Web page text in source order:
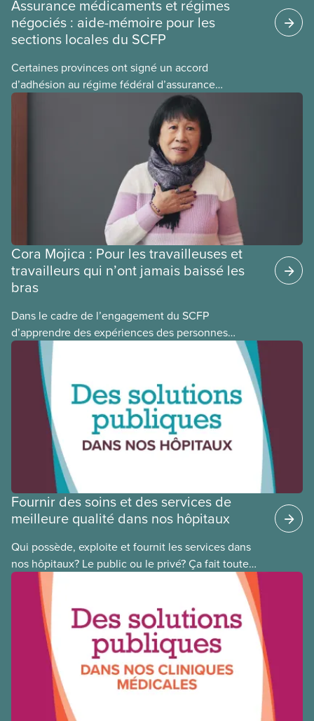
Assurance médicaments et régimes
négociés : aide-mémoire pour les
sections locales du SCFP
Certaines provinces ont signé un accord
d’adhésion au régime fédéral d’assurance
médicaments. Les sections locales du SCFP dans
ces provinces s’interrogent sur l’incidence que ce
régime pourrait avoir sur leurs avantages
Cora Mojica : Pour les travailleuses et
travailleurs qui n’ont jamais baissé les
bras
Dans le cadre de l’engagement du SCFP
d’apprendre des expériences des personnes
autochtones, noires et racisées, et de célébrer
leurs réussites, nous vous présentons des membres
du Comité national pour la justice raciale et du
Conseil national des Autochtones. L’article de ce
mois-ci présente Cora Mojica, membre du Comité
national pour la justice raciale.
Fournir des soins et des services de
meilleure qualité dans nos hôpitaux
Qui possède, exploite et fournit les services dans
nos hôpitaux? Le public ou le privé? Ça fait toute
une différence. Un hôpital public coûte moins cher,
en donne plus et est voué à l’intérêt public.